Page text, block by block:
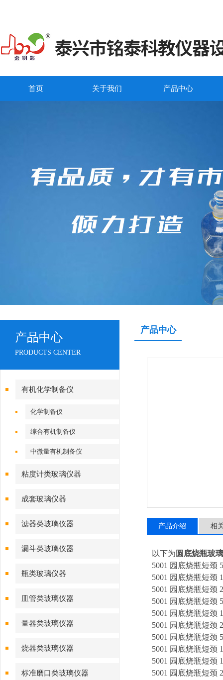
首页 关于我们 产品中心
产品中心
PRODUCTS CENTER
有机化学制备仪
化学制备仪
综合有机制备仪
中微量有机制备仪
粘度计类玻璃仪器
成套玻璃仪器
滤器类玻璃仪器
漏斗类玻璃仪器
瓶类玻璃仪器
皿管类玻璃仪器
量器类玻璃仪器
烧器类玻璃仪器
标准磨口类玻璃仪器
产品中心
产品介绍 相
以下为 圆底烧瓶玻
5001 园底烧瓶短颈
5001 园底烧瓶短颈
5001 园底烧瓶短颈
5001 园底烧瓶短颈
5001 园底烧瓶短颈
5001 园底烧瓶短颈
5001 园底烧瓶短颈
5001 园底烧瓶短颈
5001 园底烧瓶短颈
5001 园底烧瓶短颈